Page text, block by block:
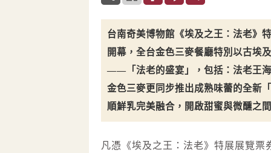
台南奇美博物館《埃及之王：法老》
開幕，全台金色三麥餐廳特別以古埃
——「法老的盛宴」，包括：法老王
金色三麥更同步推出成熟味蕾的全新
順鮮乳完美融合，開啟甜蜜與微醺之
凡憑《埃及之王：法老》特展展覽